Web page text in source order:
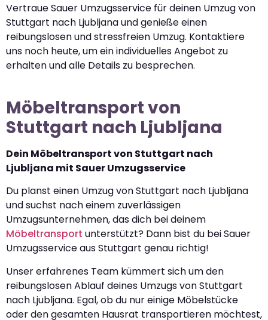
Vertraue Sauer Umzugsservice für deinen Umzug von
Stuttgart nach Ljubljana und genieße einen
reibungslosen und stressfreien Umzug. Kontaktiere
uns noch heute, um ein individuelles Angebot zu
erhalten und alle Details zu besprechen.
Möbeltransport von
Stuttgart nach Ljubljana
Dein Möbeltransport von Stuttgart nach
Ljubljana mit Sauer Umzugsservice
Du planst einen Umzug von Stuttgart nach Ljubljana
und suchst nach einem zuverlässigen
Umzugsunternehmen, das dich bei deinem
Möbeltransport unterstützt? Dann bist du bei Sauer
Umzugsservice aus Stuttgart genau richtig!
Unser erfahrenes Team kümmert sich um den
reibungslosen Ablauf deines Umzugs von Stuttgart
nach Ljubljana. Egal, ob du nur einige Möbelstücke
oder den gesamten Hausrat transportieren möchtest,